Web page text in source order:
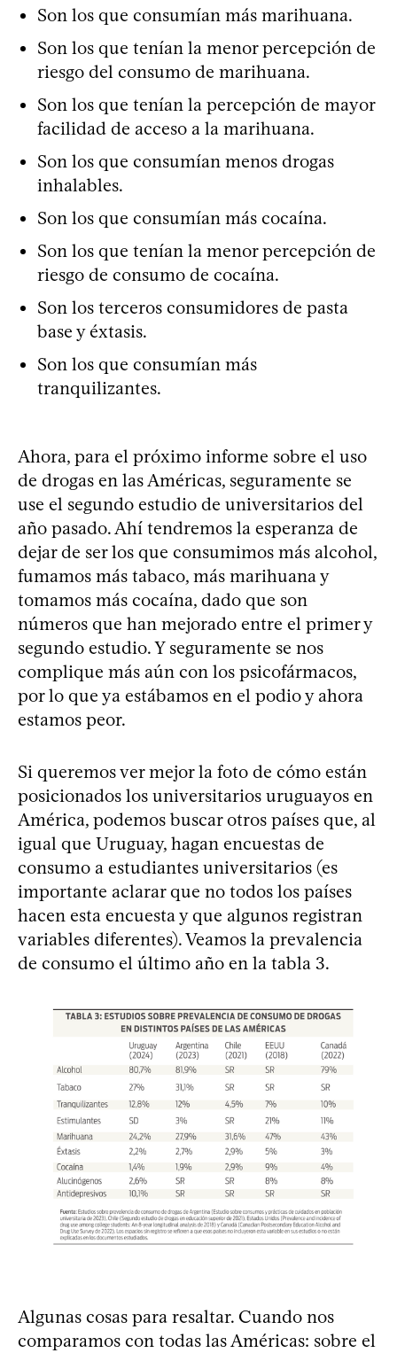
Son los que consumían más marihuana.
Son los que tenían la menor percepción de
riesgo del consumo de marihuana.
Son los que tenían la percepción de mayor
facilidad de acceso a la marihuana.
Son los que consumían menos drogas
inhalables.
Son los que consumían más cocaína.
Son los que tenían la menor percepción de
riesgo de consumo de cocaína.
Son los terceros consumidores de pasta
base y éxtasis.
Son los que consumían más
tranquilizantes.
Ahora, para el próximo informe sobre el uso
de drogas en las Américas, seguramente se
use el segundo estudio de universitarios del
año pasado. Ahí tendremos la esperanza de
dejar de ser los que consumimos más alcohol,
fumamos más tabaco, más marihuana y
tomamos más cocaína, dado que son
números que han mejorado entre el primer y
segundo estudio. Y seguramente se nos
complique más aún con los psicofármacos,
por lo que ya estábamos en el podio y ahora
estamos peor.
Si queremos ver mejor la foto de cómo están
posicionados los universitarios uruguayos en
América, podemos buscar otros países que, al
igual que Uruguay, hagan encuestas de
consumo a estudiantes universitarios (es
importante aclarar que no todos los países
hacen esta encuesta y que algunos registran
variables diferentes). Veamos la prevalencia
de consumo el último año en la tabla 3.
Algunas cosas para resaltar. Cuando nos
comparamos con todas las Américas: sobre el